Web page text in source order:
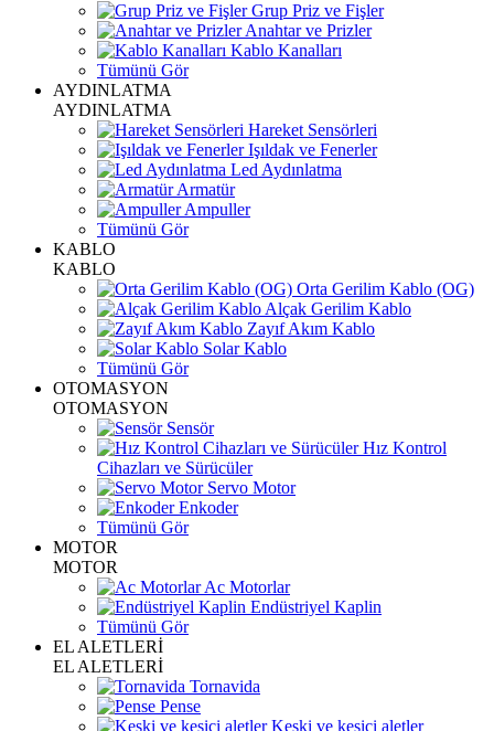
Grup Priz ve Fişler
Anahtar ve Prizler
Kablo Kanalları
Tümünü Gör
AYDINLATMA
AYDINLATMA
Hareket Sensörleri
Işıldak ve Fenerler
Led Aydınlatma
Armatür
Ampuller
Tümünü Gör
KABLO
KABLO
Orta Gerilim Kablo (OG)
Alçak Gerilim Kablo
Zayıf Akım Kablo
Solar Kablo
Tümünü Gör
OTOMASYON
OTOMASYON
Sensör
Hız Kontrol
Cihazları ve Sürücüler
Servo Motor
Enkoder
Tümünü Gör
MOTOR
MOTOR
Ac Motorlar
Endüstriyel Kaplin
Tümünü Gör
EL ALETLERİ
EL ALETLERİ
Tornavida
Pense
Keski ve kesici aletler